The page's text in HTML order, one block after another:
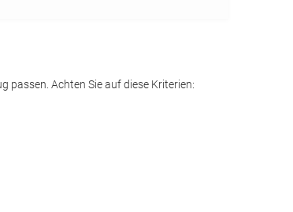
passen. Achten Sie auf diese Kriterien: